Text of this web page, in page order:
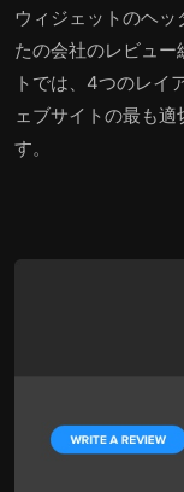
ウィジェットのヘ
たの会社のレビュ
トでは、4つのレイ
ェブサイトの最も
す。